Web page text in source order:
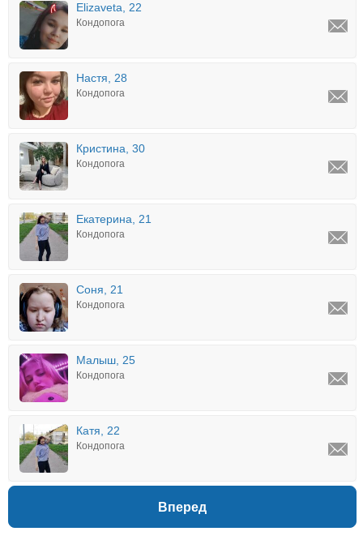
Elizaveta, 22
Кондопога
Настя, 28
Кондопога
Кристина, 30
Кондопога
Екатерина, 21
Кондопога
Соня, 21
Кондопога
Малыш, 25
Кондопога
Катя, 22
Кондопога
Вперед